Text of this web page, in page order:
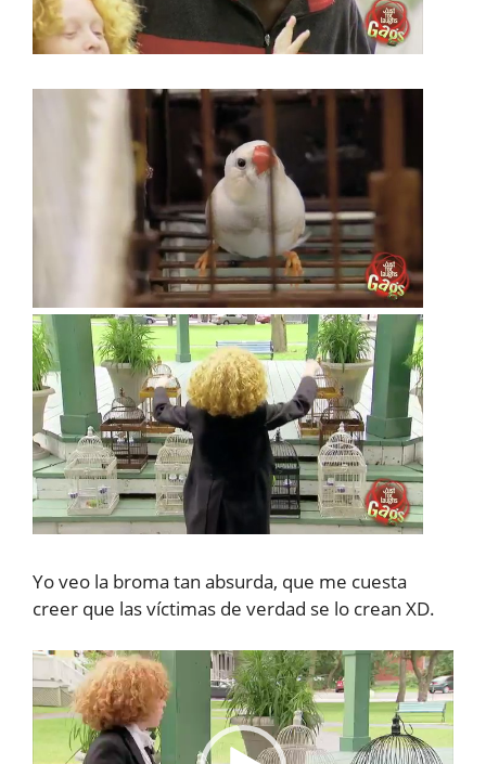
Yo veo la broma tan absurda, que me cuesta
creer que las víctimas de verdad se lo crean XD.
Reproductor
de
vídeo